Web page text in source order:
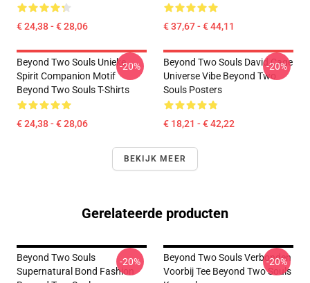
€ 24,38 - € 28,06 € 37,67 - € 44,11
Beyond Two Souls Unieke
Spirit Companion Motif
Beyond Two Souls T-Shirts
€ 24,38 - € 28,06
-20%
Beyond Two Souls David Cage
Universe Vibe Beyond Two
Souls Posters
€ 18,21 - € 42,22
-20%
BEKIJK MEER
Gerelateerde producten
Beyond Two Souls
Supernatural Bond Fashion
-20%
Beyond Two Souls Verbonden
Voorbij Tee Beyond Two Souls
-20%